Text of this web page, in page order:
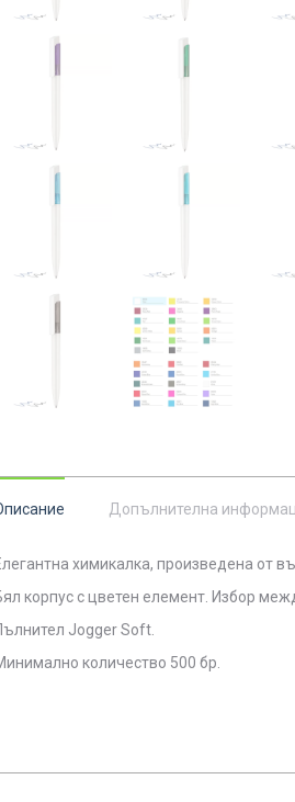
Допълнителна
химикалка, произведена от
корпус с цветен елемент. Избор
Jogger Soft.
количество 500 бр.